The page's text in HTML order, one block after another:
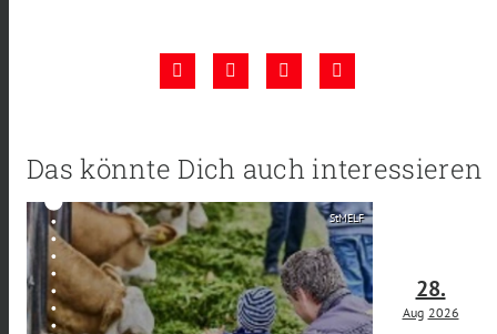
Das könnte Dich auch interessieren
StMELF
28.
Aug 2026